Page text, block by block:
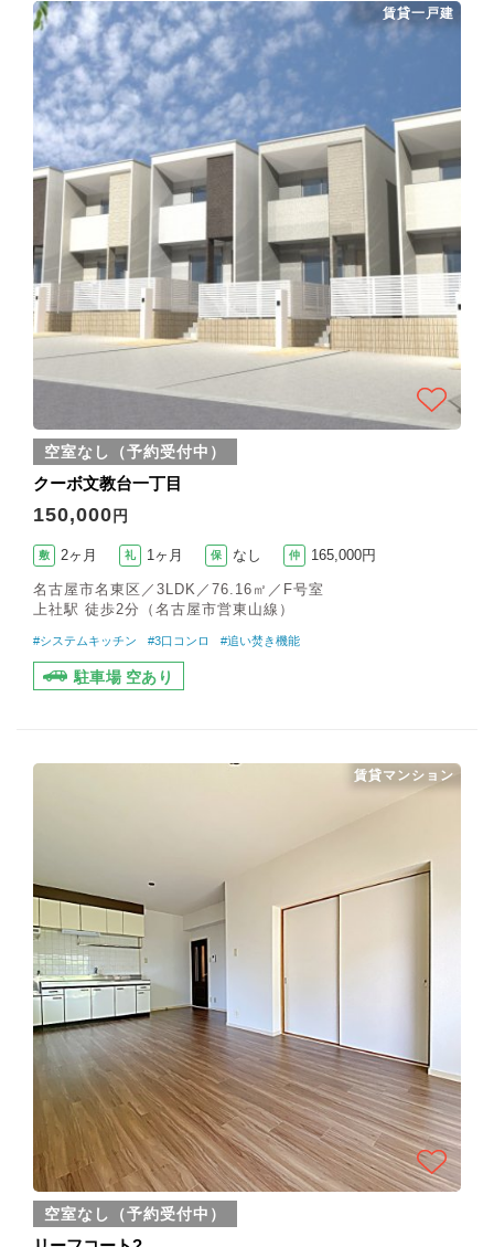
空室なし（予約受付中）
クーボ文教台一丁目
150,000 円
敷 2ヶ月 礼 1ヶ月 保 なし 仲 165,000円
名古屋市名東区／3LDK／76.16㎡／F号室
上社駅 徒歩2分（名古屋市営東山線）
賃貸一戸建
#システムキッチン #3口コンロ #追い焚き機能
駐車場 空あり
空室なし（予約受付中）
賃貸マンション